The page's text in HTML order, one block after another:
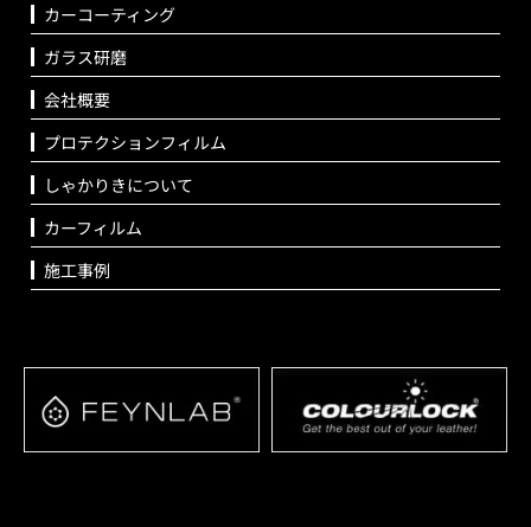
カーコーティング
ガラス研磨
会社概要
プロテクションフィルム
しゃかりきについて
カーフィルム
施工事例